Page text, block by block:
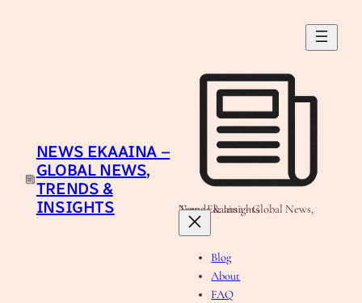
NEWS EKAAINA –
GLOBAL NEWS,
TRENDS &
INSIGHTS
News Ekaaina - Global News, Trends & Insights
Blog
About
FAQ